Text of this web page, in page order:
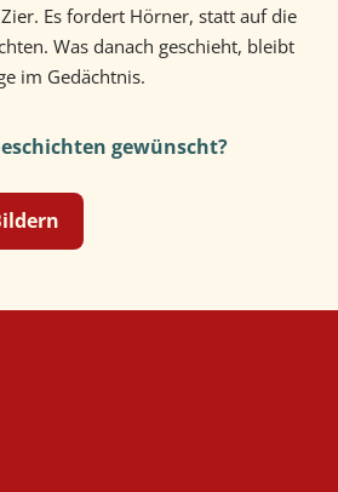
Es fordert Hörner, statt auf die
Was danach geschieht, bleibt
im Gedächtnis.
gewünscht?